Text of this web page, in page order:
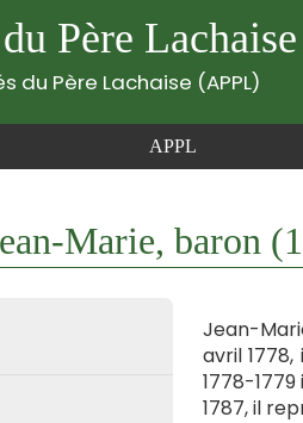
Père Lachaise
du Père Lachaise (APPL)
APPL
Marie, baron
Jean-
avril
1778-
1787, il